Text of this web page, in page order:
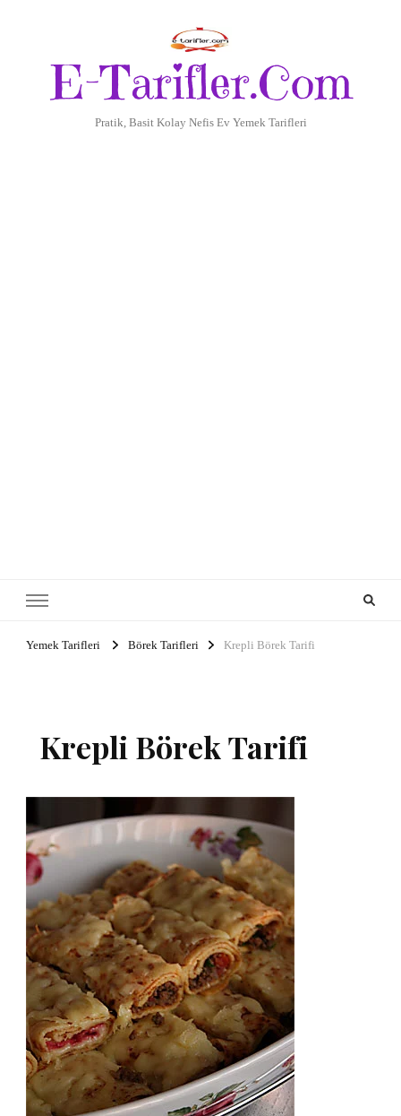
E-Tarifler.Com
Pratik, Basit Kolay Nefis Ev Yemek Tarifleri
Yemek Tarifleri Börek Tarifleri Krepli Börek Tarifi
Krepli Börek Tarifi